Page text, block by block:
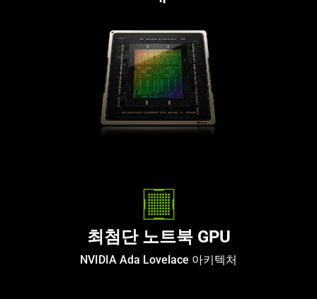
최첨단 노트북 GPU
NVIDIA Ada Lovelace 아키텍처